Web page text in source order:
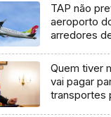
TAP não
aeroporto
arredores
Quem tiver
vai pagar
transportes